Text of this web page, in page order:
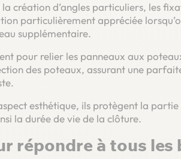
création d’angles particuliers, les
particulièrement appréciée
supplémentaire.
pour relier les panneaux aux
des poteaux, assurant une
esthétique, ils protègent la
la durée de vie de la clôture.
répondre à tous les